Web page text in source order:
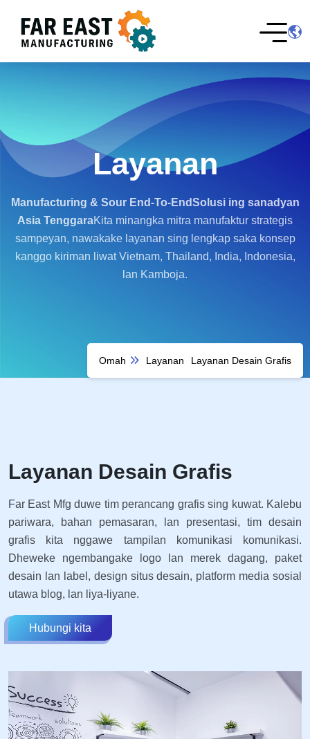
Layanan
Manufacturing & Sour End-To-EndSolusi ing sanadyan
Asia TenggaraKita minangka mitra manufaktur strategis
sampeyan, nawakake layanan sing lengkap saka konsep
kanggo kiriman liwat Vietnam, Thailand, India, Indonesia,
lan Kamboja.
Omah Layanan Layanan Desain Grafis
Layanan Desain Grafis
Far East Mfg duwe tim perancang grafis sing kuwat. Kalebu
pariwara, bahan pemasaran, lan presentasi, tim desain
grafis kita nggawe tampilan komunikasi komunikasi.
Dheweke ngembangake logo lan merek dagang, paket
desain lan label, design situs desain, platform media sosial
utawa blog, lan liya-liyane.
Hubungi kita